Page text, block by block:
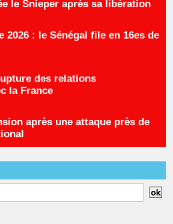
le Snieper après sa libération
2026 : le Sénégal file en 16es de
des relations
la France
après une attaque près de